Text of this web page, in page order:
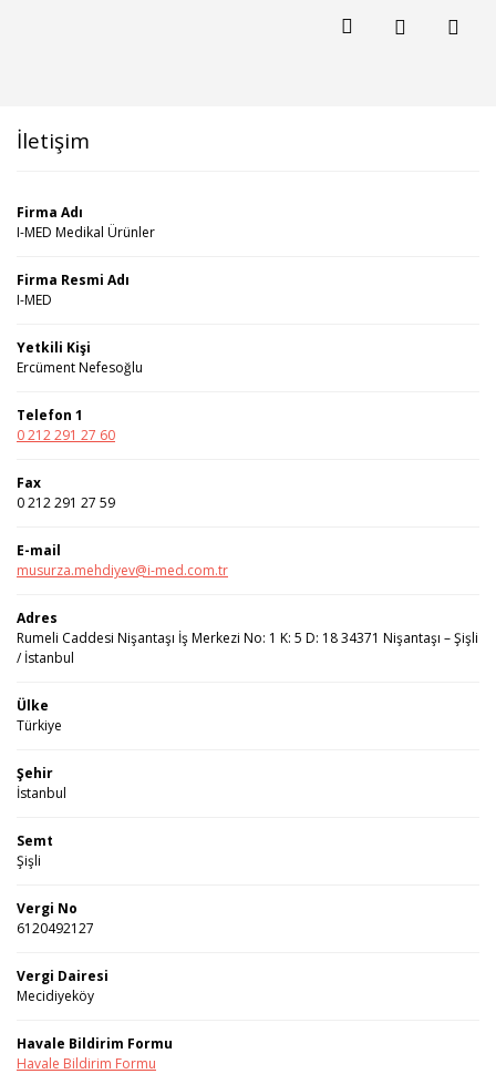
İletişim
Firma Adı
I-MED Medikal Ürünler
Firma Resmi Adı
I-MED
Yetkili Kişi
Ercüment Nefesoğlu
Telefon 1
0 212 291 27 60
Fax
0 212 291 27 59
E-mail
musurza.mehdiyev@i-med.com.tr
Adres
Rumeli Caddesi Nişantaşı İş Merkezi No: 1 K: 5 D: 18 34371 Nişantaşı – Şişli
/ İstanbul
Ülke
Türkiye
Şehir
İstanbul
Semt
Şişli
Vergi No
6120492127
Vergi Dairesi
Mecidiyeköy
Havale Bildirim Formu
Havale Bildirim Formu